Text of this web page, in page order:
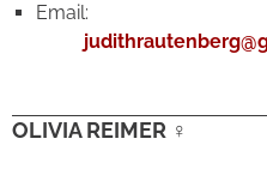
Email:
OLIVIA REIMER ♀